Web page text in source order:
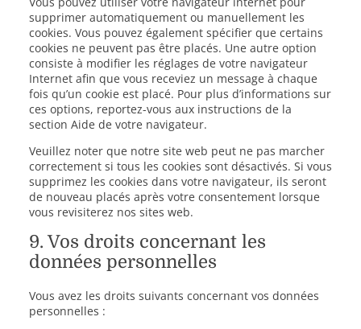
supprimer automatiquement ou manuellement les
cookies. Vous pouvez également spécifier que certains
cookies ne peuvent pas être placés. Une autre option
consiste à modifier les réglages de votre navigateur
Internet afin que vous receviez un message à chaque
fois qu’un cookie est placé. Pour plus d’informations sur
ces options, reportez-vous aux instructions de la
section Aide de votre navigateur.
Veuillez noter que notre site web peut ne pas marcher
correctement si tous les cookies sont désactivés. Si vous
supprimez les cookies dans votre navigateur, ils seront
de nouveau placés après votre consentement lorsque
vous revisiterez nos sites web.
9. Vos droits concernant les
données personnelles
Vous avez les droits suivants concernant vos données
personnelles :